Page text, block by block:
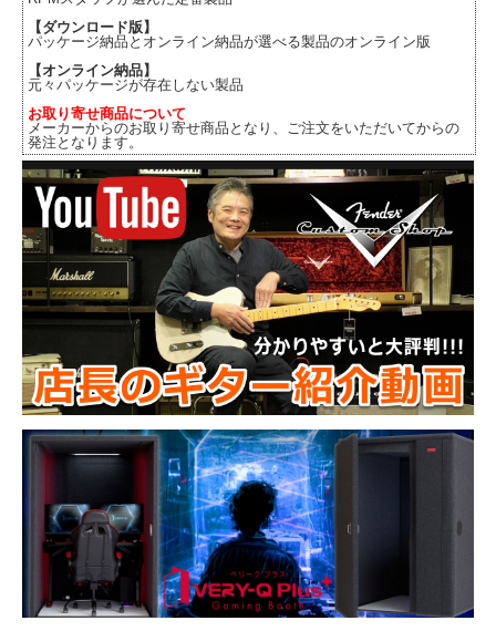
【ダウンロード版】
パッケージ納品とオンライン納品が選べる製品のオンライン版
【オンライン納品】
元々パッケージが存在しない製品
お取り寄せ商品について
メーカーからのお取り寄せ商品となり、ご注文をいただいてからの
発注となります。